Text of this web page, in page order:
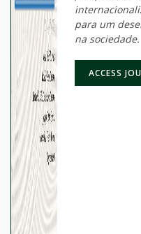
para um
na sociedade.
ACCESS